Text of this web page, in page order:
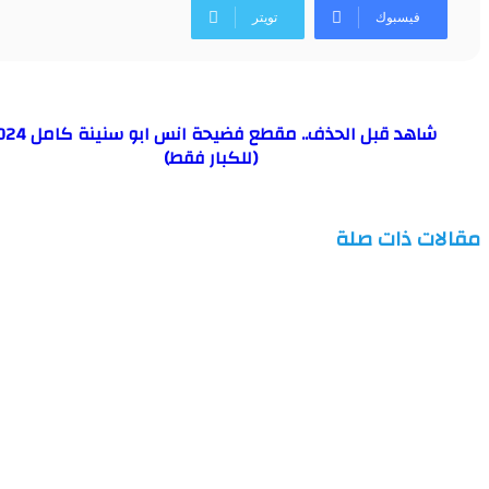
فيسبوك تويتر
شاهد قبل الحذف.. مقطع
(للكبار فقط)
مقالات ذات صلة